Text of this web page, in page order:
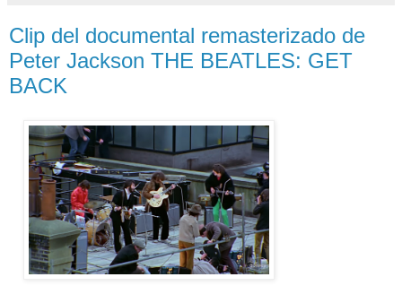
Clip del documental remasterizado de
Peter Jackson THE BEATLES: GET
BACK